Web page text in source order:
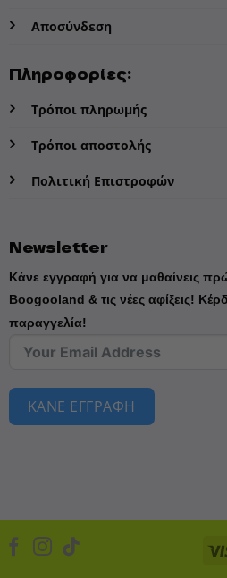
Αποσύνδεση
Πληροφορίες:
Τρόποι πληρωμής
Τρόποι αποστολής
Πολιτική Επιστροφών
Newsletter
Κάνε εγγραφή για να μαθαίνεις
Boogooland & τις νέες αφίξεις!
παραγγελία!
ΚΑΝΕ ΕΓΓΡΑΦΗ